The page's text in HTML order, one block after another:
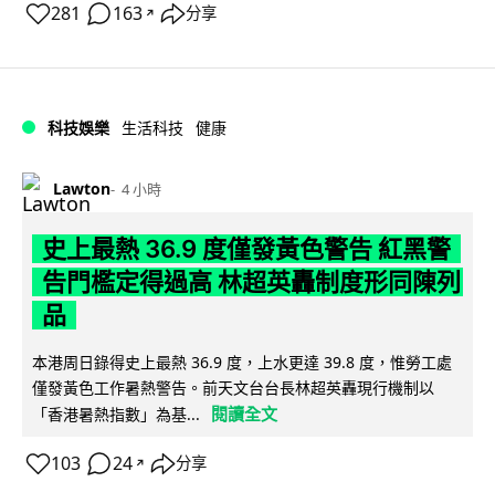
281 163 ↗ 分享
科技娛樂 生活科技 健康
Lawton 4 小時
史上最熱 36.9 度僅發黃色警告 紅黑警
告門檻定得過高 林超英轟制度形同陳列
品
本港周日錄得史上最熱 36.9 度，上水更達 39.8 度，惟勞工處
僅發黃色工作暑熱警告。前天文台台長林超英轟現行機制以
「香港暑熱指數」為基...
閱讀全文
103 24 ↗ 分享